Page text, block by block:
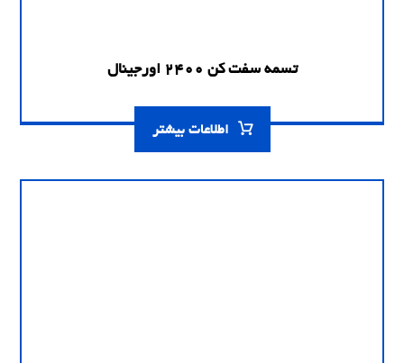
تسمه سفت کن 2400 اورجینال
اطلاعات بیشتر